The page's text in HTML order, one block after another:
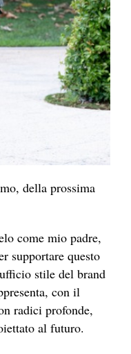
della prossima
come mio padre,
supportare questo
stile del brand
con il
radici profonde,
al futuro.